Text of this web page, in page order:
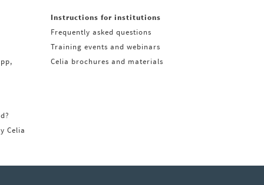
Celia
Instructions for institutions
Frequently asked questions
Training events and webinars
Celia brochures and materials